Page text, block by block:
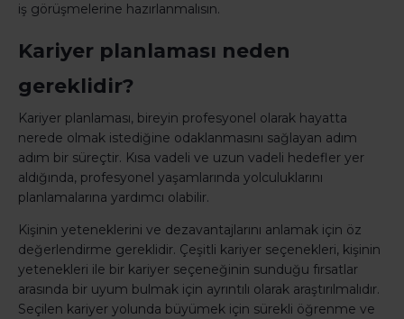
iş görüşmelerine hazırlanmalısın.
Kariyer planlaması neden
gereklidir?
Kariyer planlaması, bireyin profesyonel olarak hayatta
nerede olmak istediğine odaklanmasını sağlayan adım
adım bir süreçtir. Kısa vadeli ve uzun vadeli hedefler yer
aldığında, profesyonel yaşamlarında yolculuklarını
planlamalarına yardımcı olabilir.
Kişinin yeteneklerini ve dezavantajlarını anlamak için öz
değerlendirme gereklidir. Çeşitli kariyer seçenekleri, kişinin
yetenekleri ile bir kariyer seçeneğinin sunduğu fırsatlar
arasında bir uyum bulmak için ayrıntılı olarak araştırılmalıdır.
Seçilen kariyer yolunda büyümek için sürekli öğrenme ve